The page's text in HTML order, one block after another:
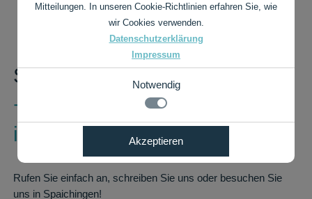
Sie haben Fragen?
+49 7424 9485-0
info@rauch-papiere.de
Rufen Sie einfach an, schreiben Sie uns oder besuchen Sie
uns in Spaichingen!
Mitteilungen. In unseren Cookie-Richtlinien erfahren Sie, wie
wir Cookies verwenden.
Datenschutzerklärung
Impressum
Notwendig
Name
Akzeptieren